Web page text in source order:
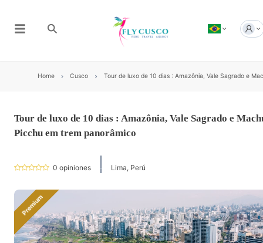
Home Cusco Tour de luxo de 10 dias : Amazônia, Vale Sagrado e
Tour de luxo de 10 dias : Amazônia, Vale Sagrado e
Picchu em trem panorâmico
0 opiniones Lima, Perú
Premium